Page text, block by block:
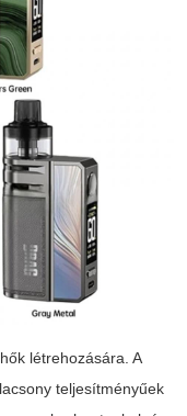
létrehozására. A
teljesítményűek